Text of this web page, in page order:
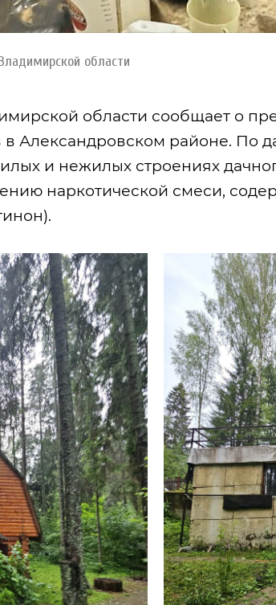
области
области сообщает о
в Александровском районе. По
и нежилых строениях
наркотической смеси,